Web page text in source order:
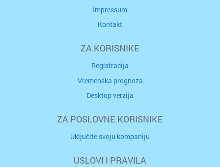
Impressum
Kontakt
ZA KORISNIKE
Registracija
Vremenska prognoza
Desktop verzija
ZA POSLOVNE KORISNIKE
Uključite svoju kompaniju
USLOVI I PRAVILA